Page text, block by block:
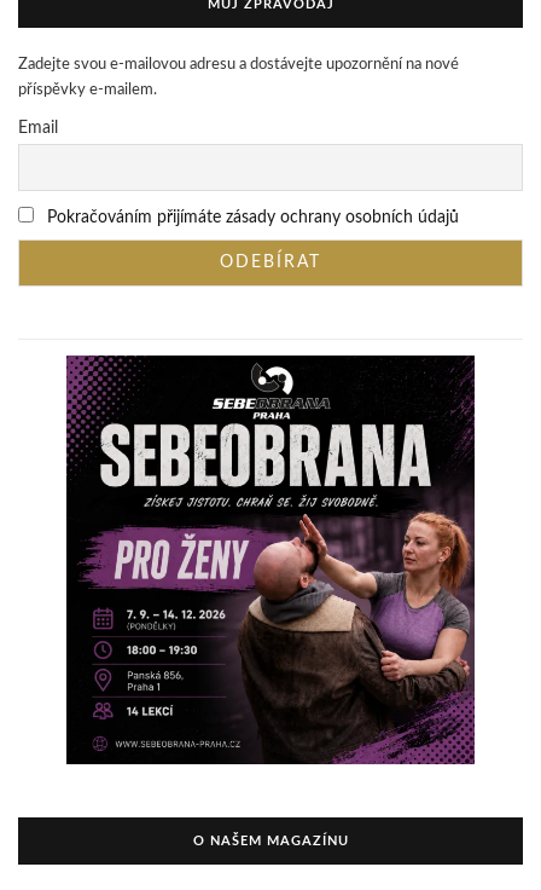
MŮJ ZPRAVODAJ
Zadejte svou e-mailovou adresu a dostávejte upozornění na nové
příspěvky e-mailem.
Email
Pokračováním přijímáte zásady ochrany osobních údajů
O NAŠEM MAGAZÍNU